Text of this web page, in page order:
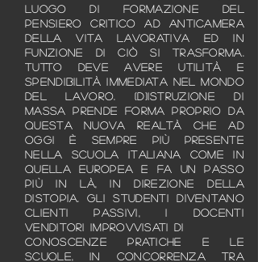
luogo di formazione del
pensiero critico ad anticamera
della vita lavorativa ed in
funzione di ciò si trasforma.
Tutto deve avere utilità e
spendibilità immediata nel mondo
del lavoro. (D)istruzione di
massa prende forma proprio da
questa nuova realtà che ad
oggi è sempre più presente
nella scuola italiana come in
quella europea e fa un passo
più in là, in direzione della
distopia. Gli studenti diventano
clienti passivi, i docenti
venditori improvvisati di
conoscenze pratiche e le
scuole, in concorrenza tra